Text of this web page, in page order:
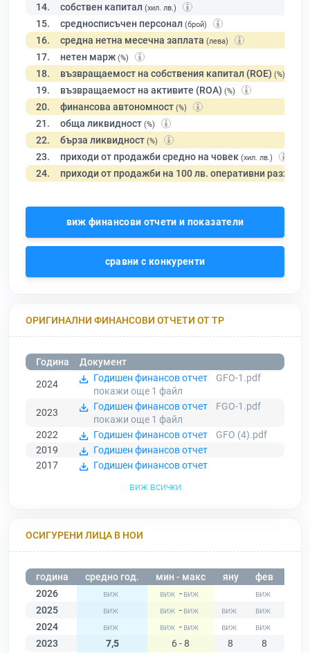
14. собствен капитал (хил. лв.)
15. средносписъчен персонал (брой)
16. средна нетна месечна заплата (лева)
17. нетен марж (%)
18. възвращаемост на собствения капитал (ROE) (%)
19. възвращаемост на активите (ROA) (%)
20. финансова автономност (%)
21. обща ликвидност (%)
22. бърза ликвидност (%)
23. приходи от продажби средно на човек (хил. лв.)
24. приходи от продажби на 100 лв. оперативни разходи
виж финансови отчети и показатели
сравни с конкуренти
ОРИГИНАЛНИ ФИНАНСОВИ ОТЧЕТИ ОТ ТР
Година
Документ
2024
Годишен финансов отчет
GFO-1.pdf
покажи още 1 файл
2023
Годишен финансов отчет
FGO-1.pdf
покажи още 1 файл
2022
Годишен финансов отчет
GFO (4).pdf
2019
Годишен финансов отчет
2017
Годишен финансов отчет
виж всички
ОСИГУРЕНИ ЛИЦА В НОИ
година средно год. мин - макс яну фев
2026
-
2025
-
2024
-
2023
7,5 6 - 8 8 8